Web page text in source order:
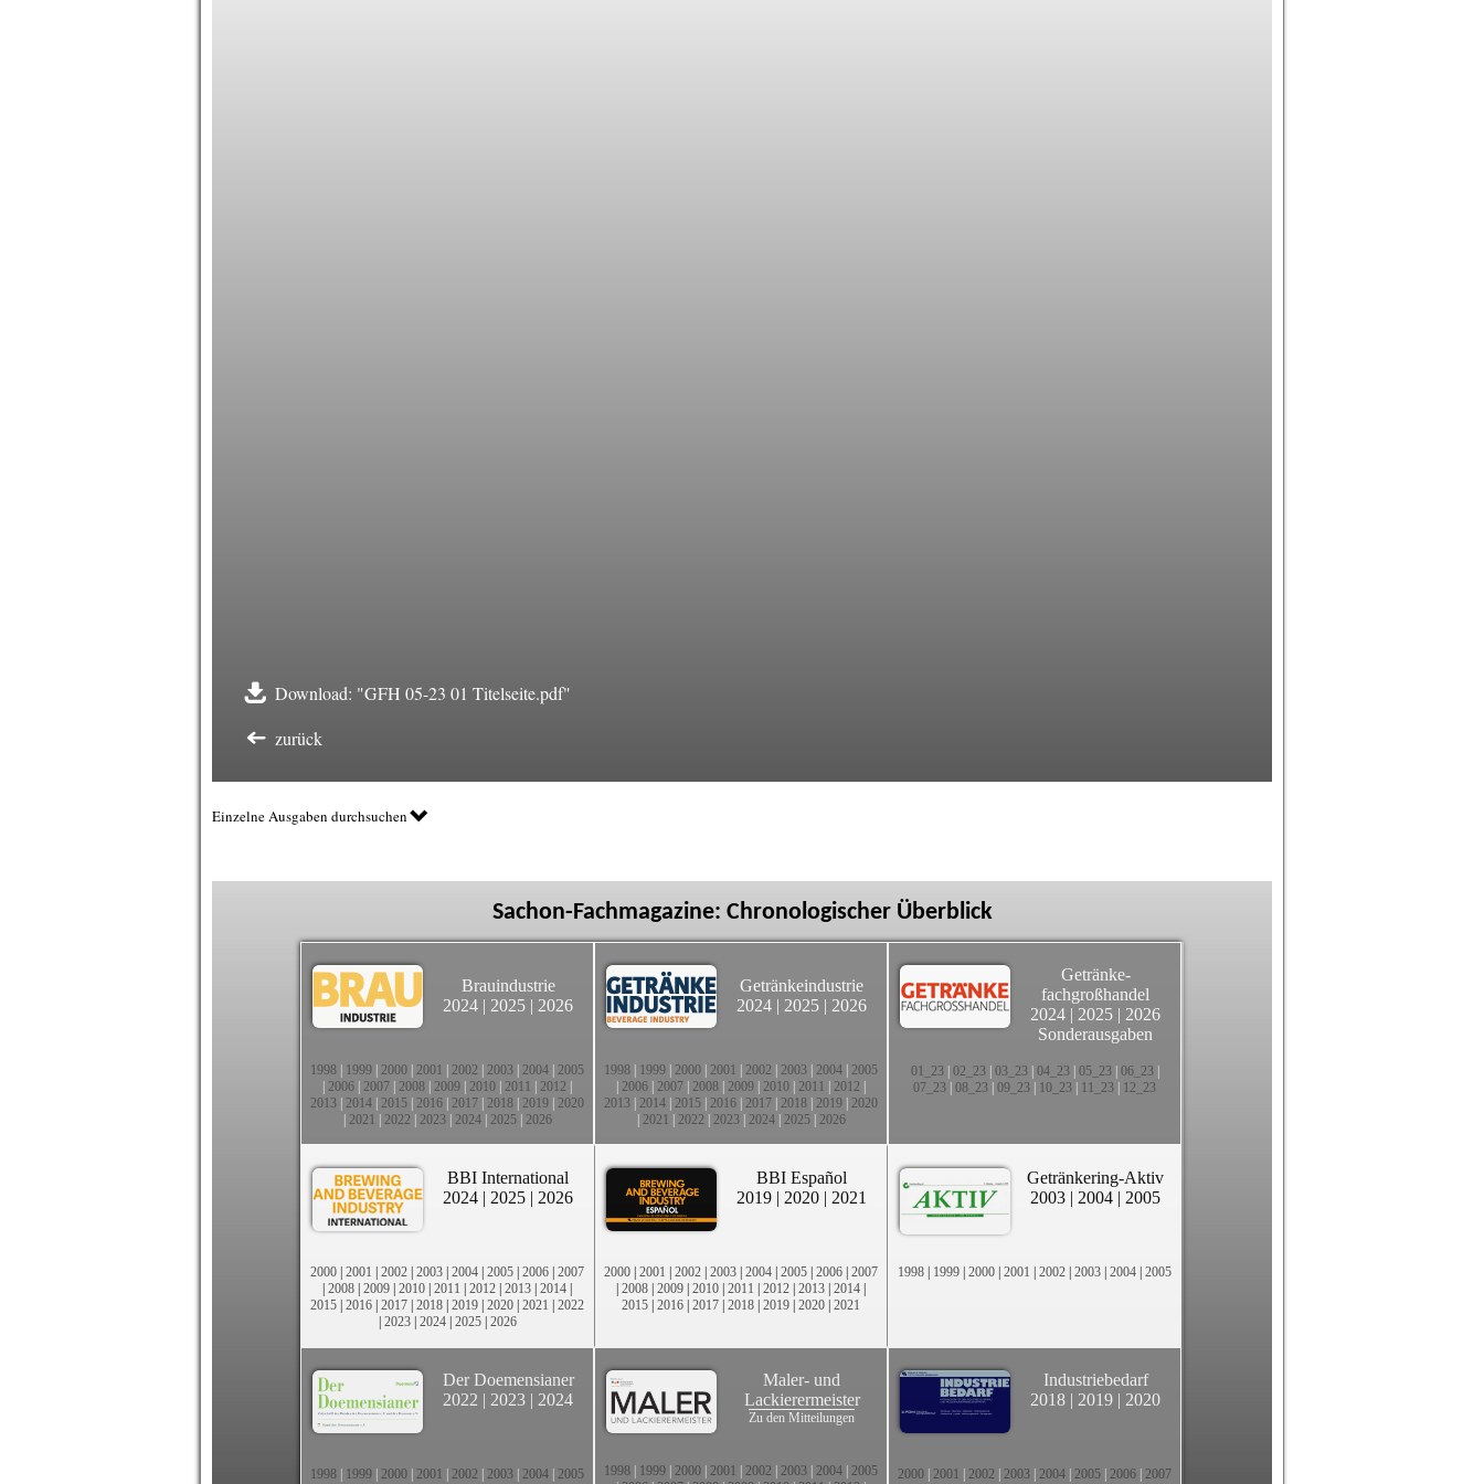
Download: "GFH 05-23 01 Titelseite.pdf"
zurück
Einzelne Ausgaben durchsuchen
Sachon-Fachmagazine: Chronologischer Überblick
Brauindustrie
2024 | 2025 | 2026
1998 1999 2000 2001 2002 2003 2004 2005
2006 2007 2008 2009 2010 2011 2012
2013 2014 2015 2016 2017 2018 2019 2020
2021 2022 2023| 2024| 2025| 2026
Getränkeindustrie
2024 | 2025 | 2026
1998 1999 2000 2001 2002 2003 2004 2005
2006 2007 2008 2009 2010 2011 2012
2013 2014 2015 2016 2017 2018 2019 2020
2021 2022 2023| 2024| 2025| 2026
Getränke-
fachgroßhandel
2024 | 2025 | 2026
Sonderausgaben
01_23| 02_23| 03_23| 04_23| 05_23| 06_23|
07_23 08_23 09_23 10_23 11_23 12_23
BBI International
2024 | 2025 | 2026
2000 | 2001 | 2002 | 2003 | 2004 | 2005 | 2006 | 2007
| 2008 | 2009 | 2010 | 2011 | 2012 | 2013 | 2014 |
2015 | 2016 | 2017 | 2018 | 2019 | 2020 | 2021 | 2022
| 2023| 2024| 2025| 2026
BBI Español
2019 | 2020 | 2021
2000 | 2001 | 2002 | 2003 | 2004 | 2005 | 2006 | 2007
| 2008 | 2009 | 2010 | 2011 | 2012 | 2013 | 2014 |
2015 | 2016 | 2017 | 2018 | 2019 | 2020 | 2021
Getränkering-Aktiv
2003 | 2004 | 2005
1998 | 1999 | 2000 | 2001 | 2002 | 2003 | 2004 | 2005
Der Doemensianer
2022 | 2023 | 2024
1998 1999 2000 2001 2002 2003 2004 2005
Maler- und
Lackierermeister
Zu den Mitteilungen
1998 1999 2000 2001 2002 2003 2004 2005
Industriebedarf
2018 | 2019 | 2020
2000 2001 2002 2003 2004 2005 2006 2007